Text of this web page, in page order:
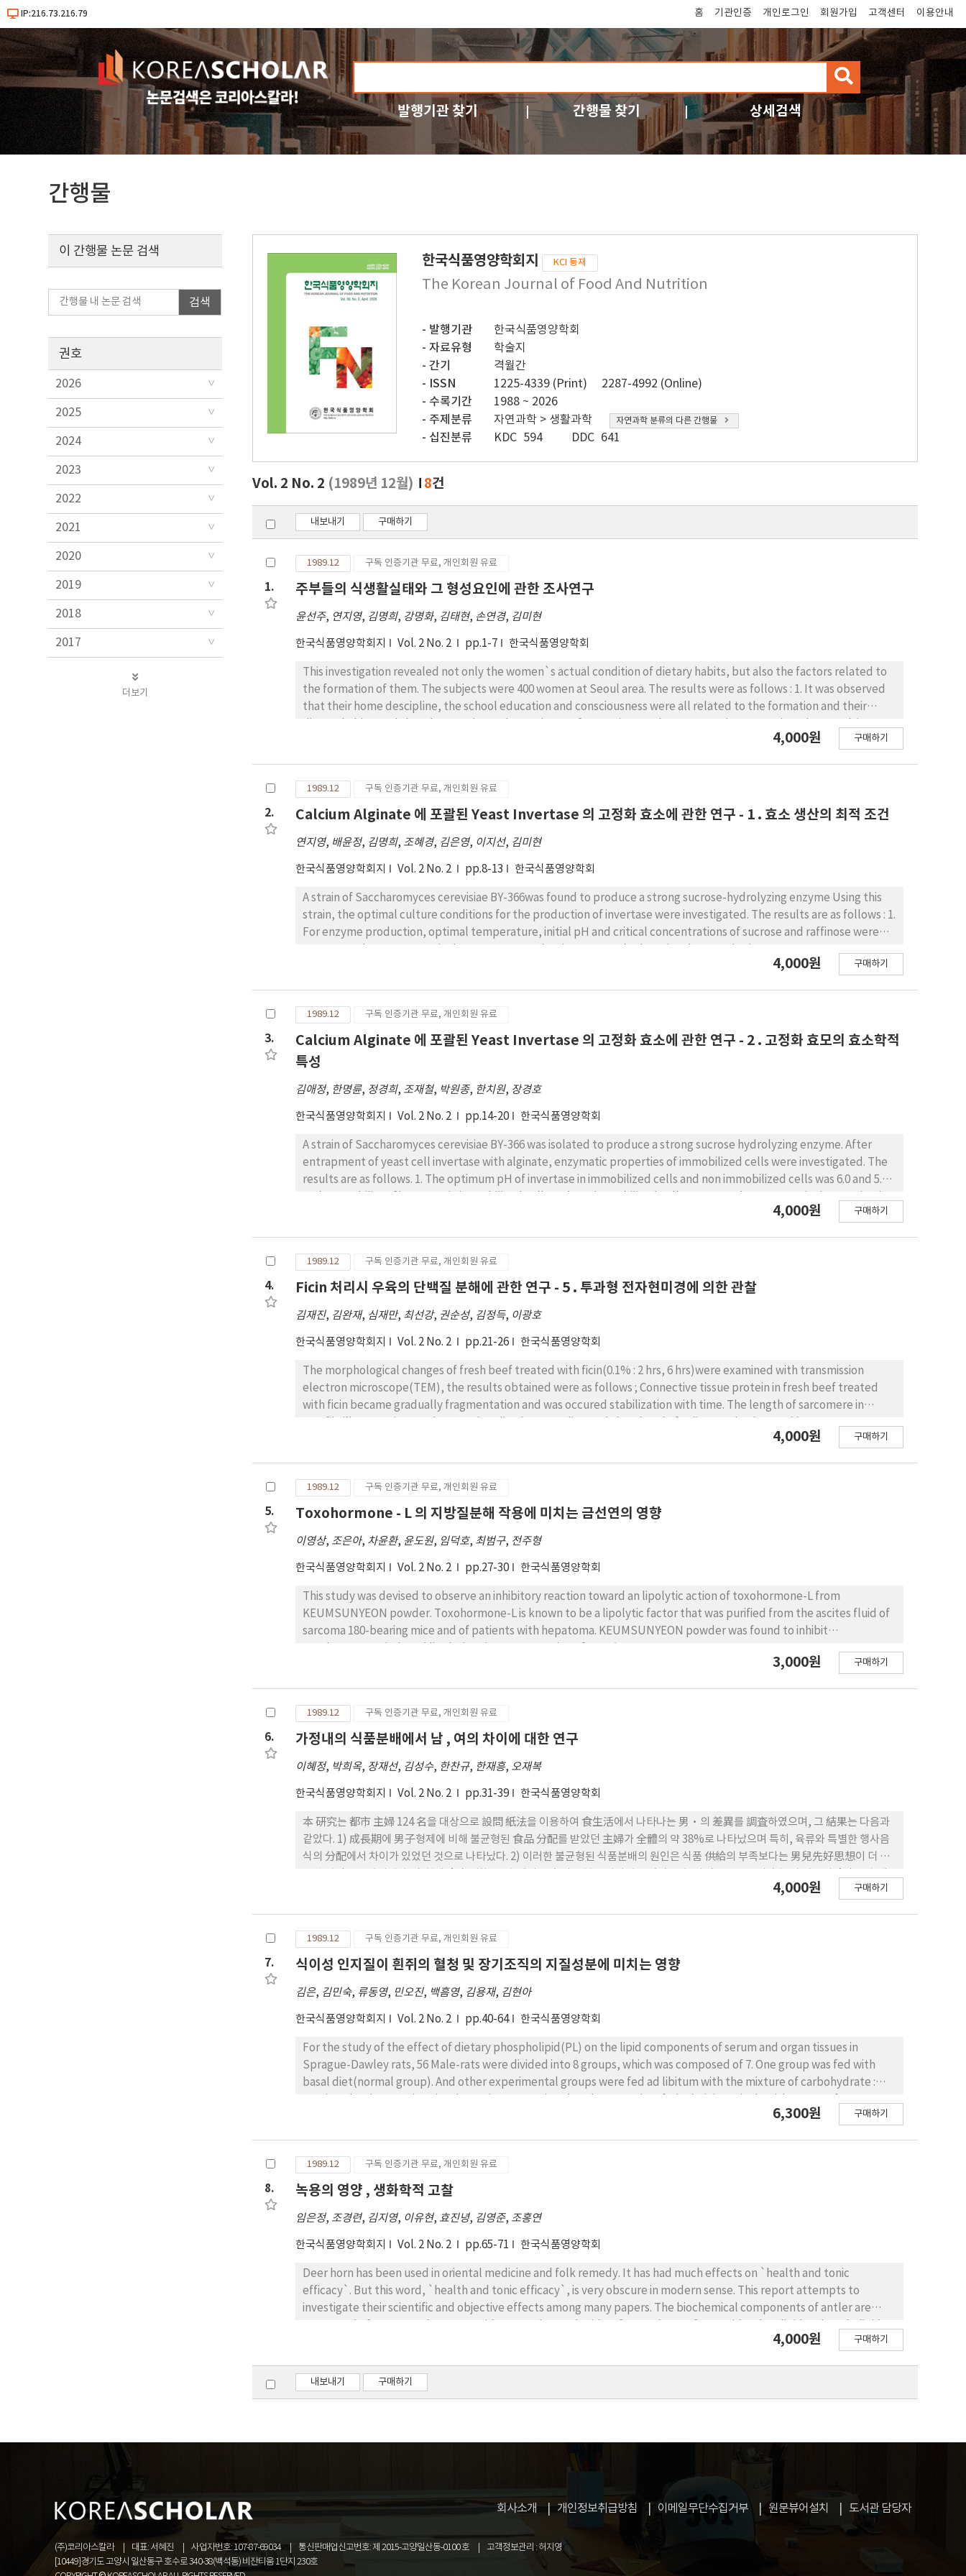
IP:216.73.216.79 홈 기관인증 개인로그인 회원가입 고객센터 이용안내
검
색
발행기관 찾기 간행물 찾기 상세검색
간행물
한국식품영양학회지 KCI 등재
The Korean Journal of Food And Nutrition
발행기관
한국식품영양학회
자료유형
학술지
간기
격월간
ISSN
1225-4339 (Print)
2287-4992 (Online)
수록기간
1988 ~ 2026
주제분류
자연과학 > 생활과학 자연과학 분류의 다른 간행물
십진분류 KDC 594 DDC 641
이 간행물 논문 검색
검색
권호
2026
2025
2024
2023
2022
2021
2020
2019
2018
2017
더보기
Vol. 2 No. 2 (1989년 12월) 8건
내보내기 구매하기
1.
1989.12 구독 인증기관 무료, 개인회원 유료
주부들의 식생활실태와 그 형성요인에 관한 조사연구
윤선주, 연지영, 김명희, 강명화, 김태현, 손연경, 김미현
한국식품영양학회지 Vol. 2 No. 2 pp.1-7 한국식품영양학회
This investigation revealed not only the women`s actual condition of dietary habits, but also the factors related to
the formation of them. The subjects were 400 women at Seoul area. The results were as follows : 1. It was observed
that their home descipline, the school education and consciousness were all related to the formation and their
their good dietary habits. 2. Actual condition of dietary habits were generally not satisfactory.4,000원 구매하기
2.
1989.12 구독 인증기관 무료, 개인회원 유료
Calcium Alginate 에 포괄된 Yeast Invertase 의 고정화 효소에 관한 연구 - 1 . 효소 생산의 최적 조건
연지영, 배윤정, 김명희, 조혜경, 김은영, 이지선, 김미현
한국식품영양학회지 Vol. 2 No. 2 pp.8-13 한국식품영양학회
A strain of Saccharomyces cerevisiae BY-366was found to produce a strong sucrose-hydrolyzing enzyme Using this
strain, the optimal culture conditions for the production of invertase were investigated. The results are as follows : 1.
For enzyme production, optimal temperature, initial pH and critical concentrations of sucrose and raffinose were
extract plus 0.5% bactopeptone. 3. It was appeared the presence of 0.1M Mn^2+ and Fe^2+ ion was essential factors,
4,000원 구매하기
3.
1989.12 구독 인증기관 무료, 개인회원 유료
Calcium Alginate 에 포괄된 Yeast Invertase 의 고정화 효소에 관한 연구 - 2 . 고정화 효모의 효소학적
특성
김애정, 한명륜, 정경희, 조재철, 박원종, 한치원, 장경호
한국식품영양학회지 Vol. 2 No. 2 pp.14-20 한국식품영양학회
A strain of Saccharomyces cerevisiae BY-366 was isolated to produce a strong sucrose hydrolyzing enzyme. After
entrapment of yeast cell invertase with alginate, enzymatic properties of immobilized cells were investigated. The
results are as follows. 1. The optimum pH of invertase in immobilized cells and non immobilized cells was 6.0 and 5.0,
energy of immobilized cells was 4.7㎉/㏖. 3. The immobilized preparation exhibited high resistance to heat and urea
preparation could hydrolyze relatively high concentration of sucrose almost quantitatively to more than 6 days.
4,000원 구매하기
4.
1989.12 구독 인증기관 무료, 개인회원 유료
Ficin 처리시 우육의 단백질 분해에 관한 연구 - 5 . 투과형 전자현미경에 의한 관찰
김재진, 김완재, 심재만, 최선강, 권순성, 김정득, 이광호
한국식품영양학회지 Vol. 2 No. 2 pp.21-26 한국식품영양학회
The morphological changes of fresh beef treated with ficin(0.1% : 2 hrs, 6 hrs)were examined with transmission
electron microscope(TEM), the results obtained were as follows ; Connective tissue protein in fresh beef treated
with ficin became gradually fragmentation and was occured stabilization with time. The length of sarcomere in
4,000원 구매하기
5.
1989.12 구독 인증기관 무료, 개인회원 유료
Toxohormone - L 의 지방질분해 작용에 미치는 금선연의 영향
이영상, 조은아, 차윤환, 윤도원, 임덕호, 최범구, 전주형
한국식품영양학회지 Vol. 2 No. 2 pp.27-30 한국식품영양학회
This study was devised to observe an inhibitory reaction toward an lipolytic action of toxohormone-L from
KEUMSUNYEON powder. Toxohormone-L is known to be a lipolytic factor that was purified from the ascites fluid of
sarcoma 180-bearing mice and of patients with hepatoma. KEUMSUNYEON powder was found to inhibit
3,000원 구매하기
6.
1989.12 구독 인증기관 무료, 개인회원 유료
가정내의 식품분배에서 남 , 여의 차이에 대한 연구
이혜정, 박희옥, 장재선, 김성수, 한찬규, 한재흥, 오재복
한국식품영양학회지 Vol. 2 No. 2 pp.31-39 한국식품영양학회
本 硏究는 都市 主婦 124 名을 대상으로 設問 紙法을 이용하여 食生活에서 나타나는 男·의 差異를 調査하였으며, 그 結果는 다음과
같았다. 1) 成長期에 男子형제에 비해 불균형된 食品 分配를 받았던 主婦가 全體의 약 38%로 나타났으며 특히, 육류와 특별한 행사음
식의 分配에서 차이가 있었던 것으로 나타났다. 2) 이러한 불균형된 식품분배의 원인은 식품 供給의 부족보다는 男兒先好思想이 더 중
더욱 신경을 쓰는 것으로 나타나서 표면적으로 나타나는 意識의 변화에 반해 여전히 sex bias가 존재함을 보여주었다. 4) 經濟的 요인인
4,000원 구매하기
7.
1989.12 구독 인증기관 무료, 개인회원 유료
식이성 인지질이 흰쥐의 혈청 및 장기조직의 지질성분에 미치는 영향
김은, 김민숙, 류동영, 민오진, 백흠영, 김용재, 김현아
한국식품영양학회지 Vol. 2 No. 2 pp.40-64 한국식품영양학회
For the study of the effect of dietary phospholipid(PL) on the lipid components of serum and organ tissues in
Sprague-Dawley rats, 56 Male-rats were divided into 8 groups, which was composed of 7. One group was fed with
basal diet(normal group). And other experimental groups were fed ad libitum with the mixture of carbohydrate :
are summarized as follows. The supplementation of dietary phospholipid decreases the food efficiency ratio and
the growth rate of experimental rats ; it increases the level of serum phospholipid and cholesterol ester, but
serum protein and it increases the level of phosphatidyl ethanolamine(PE) in serum and organ tissues. And the
correlation coefficients among the contents of T-chol., of HDL-chol. and of phospholipid in serum and liver are
negative in general. Therefore I think that we must eat dietary phospholipid unpurified from vegetable oil to
prevent development of atherosclerosis and fat liver.
6,300원 구매하기
8.
1989.12 구독 인증기관 무료, 개인회원 유료
녹용의 영양 , 생화학적 고찰
임은정, 조경련, 김지영, 이유현, 효진녕, 김영준, 조홍연
한국식품영양학회지 Vol. 2 No. 2 pp.65-71 한국식품영양학회
Deer horn has been used in oriental medicine and folk remedy. It has had much effects on `health and tonic
efficacy`. But this word, `health and tonic efficacy`, is very obscure in modern sense. This report attempts to
investigate their scientific and objective effects among many papers. The biochemical components of antler are
However, a few papers have reported concerning the toxicity and side effects of antler.
4,000원 구매하기
내보내기 구매하기
회사소개 개인정보취급방침 이메일무단수집거부 원문뷰어설치 도서관 담당자
(주)코리아스칼라 대표: 서혜진 사업자번호: 107-87-69034 통신판매업신고번호: 제 2015-고양일산동-0100 호
고객정보관리 : 허지영
[10449]경기도 고양시 일산동구 호수로 340-38(백석동) 비잔티움 1단지 230호